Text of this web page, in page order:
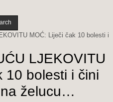
MOĆ: Liječi čak 10 bolesti i
LJEKOVITU
10 bolesti i čini
želucu…